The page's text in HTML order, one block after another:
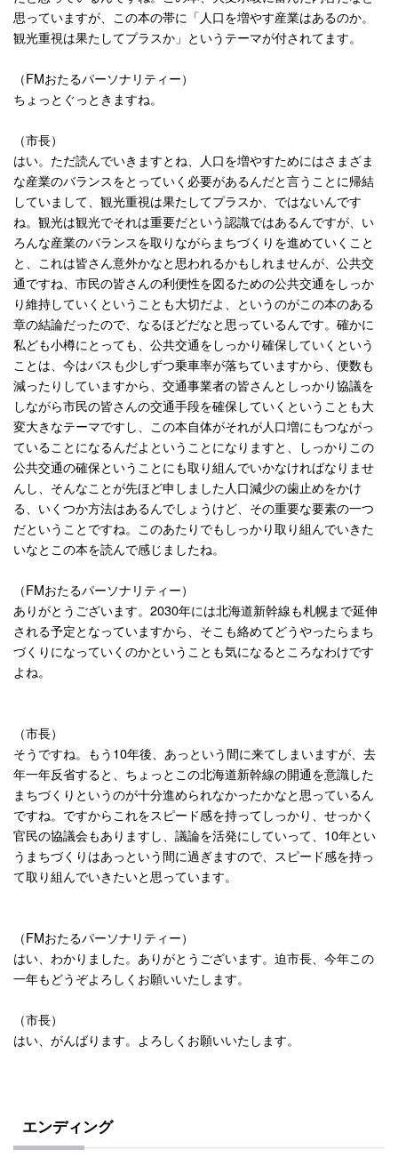
思っていますが、この本の帯に「人口を増やす産業はあるのか。
観光重視は果たしてプラスか」というテーマが付されてます。
（FMおたるパーソナリティー）
ちょっとぐっときますね。
（市長）
はい。ただ読んでいきますとね、人口を増やすためにはさまざま
な産業のバランスをとっていく必要があるんだと言うことに帰結
していまして、観光重視は果たしてプラスか、ではないんです
ね。観光は観光でそれは重要だという認識ではあるんですが、い
ろんな産業のバランスを取りながらまちづくりを進めていくこと
と、これは皆さん意外かなと思われるかもしれませんが、公共交
通ですね、市民の皆さんの利便性を図るための公共交通をしっか
り維持していくということも大切だよ、というのがこの本のある
章の結論だったので、なるほどだなと思っているんです。確かに
私ども小樽にとっても、公共交通をしっかり確保していくという
ことは、今はバスも少しずつ乗車率が落ちていますから、便数も
減ったりしていますから、交通事業者の皆さんとしっかり協議を
しながら市民の皆さんの交通手段を確保していくということも大
変大きなテーマですし、この本自体がそれが人口増にもつながっ
ていることになるんだよということになりますと、しっかりこの
公共交通の確保ということにも取り組んでいかなければなりませ
んし、そんなことが先ほど申しました人口減少の歯止めをかけ
る、いくつか方法はあるんでしょうけど、その重要な要素の一つ
だということですね。このあたりでもしっかり取り組んでいきた
いなとこの本を読んで感じましたね。
（FMおたるパーソナリティー）
ありがとうございます。 2030年には北海道新幹線も札幌まで延伸
される予定となっていますから、そこも絡めてどうやったらまち
づくりになっていくのかということも気になるところなわけです
よね。
（市長）
そうですね。もう10年後、あっという間に来てしまいますが、去
年一年反省すると、ちょっとこの北海道新幹線の開通を意識した
まちづくりというのが十分進められなかったかなと思っているん
ですね。ですからこれをスピード感を持ってしっかり、せっかく
官民の協議会もありますし、議論を活発にしていって、 10年とい
うまちづくりはあっという間に過ぎますので、スピード感を持っ
て取り組んでいきたいと思っています。
（FMおたるパーソナリティー）
はい、わかりました。ありがとうございます。迫市長、今年この
一年もどうぞよろしくお願いいたします。
（市長）
はい、がんばります。よろしくお願いいたします。
エンディング